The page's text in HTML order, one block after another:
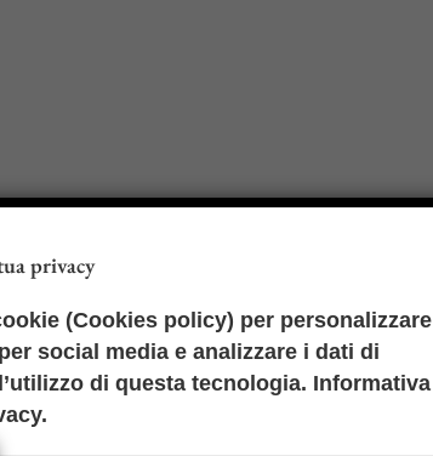
privacy
(Cookies policy) per personalizzare
social media e analizzare i dati di
di questa tecnologia. Informativa
.